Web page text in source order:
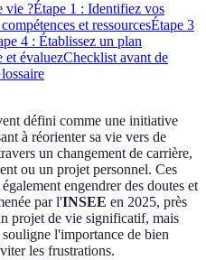
vie ?Étape 1 : Identifiez vos
et ressourcesÉtape 3
4 : Établissez un plan
et évaluezChecklist avant de
défini comme une initiative
à réorienter sa vie vers de
un changement de carrière,
ou un projet personnel. Ces
engendrer des doutes et
par l'INSEE en 2025, près
projet de vie significatif, mais
l'importance de bien
les frustrations.